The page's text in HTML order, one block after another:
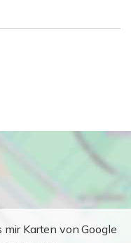
Karten von Google